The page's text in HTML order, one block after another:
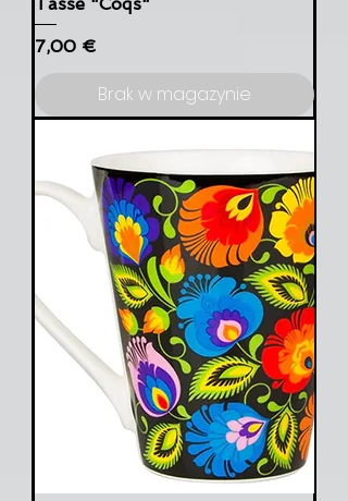
Tasse "Coqs"
Cena
7,00 €
Brak w magazynie